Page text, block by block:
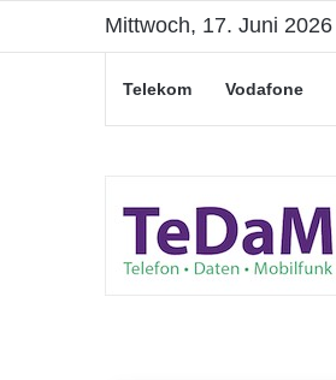
Mittwoch, 17. Juni 2026
Telekom Vodafone